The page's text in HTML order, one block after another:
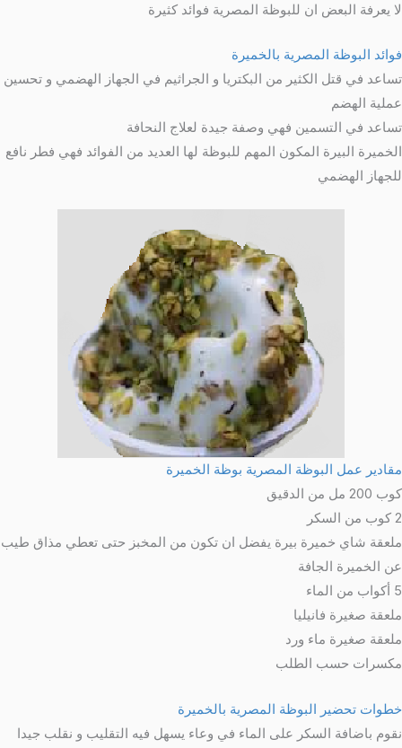
لا يعرفة البعض ان للبوظة المصرية فوائد كثيرة
فوائد البوظة المصرية بالخميرة
تساعد في قتل الكثير من البكتريا و الجراثيم في الجهاز الهضمي و تحسين
عملية الهضم
تساعد في التسمين فهي وصفة جيدة لعلاج النحافة
الخميرة البيرة المكون المهم للبوظة لها العديد من الفوائد فهي فطر نافع
للجهاز الهضمي
مقادير عمل البوظة المصرية بوظة الخميرة
كوب 200 مل من الدقيق
2 كوب من السكر
ملعقة شاي خميرة بيرة يفضل ان تكون من المخبز حتى تعطي مذاق طيب
عن الخميرة الجافة
5 أكواب من الماء
ملعقة صغيرة فانيليا
ملعقة صغيرة ماء ورد
مكسرات حسب الطلب
خطوات تحضير البوظة المصرية بالخميرة
نقوم باضافة السكر على الماء في وعاء يسهل فيه التقليب و نقلب جيدا